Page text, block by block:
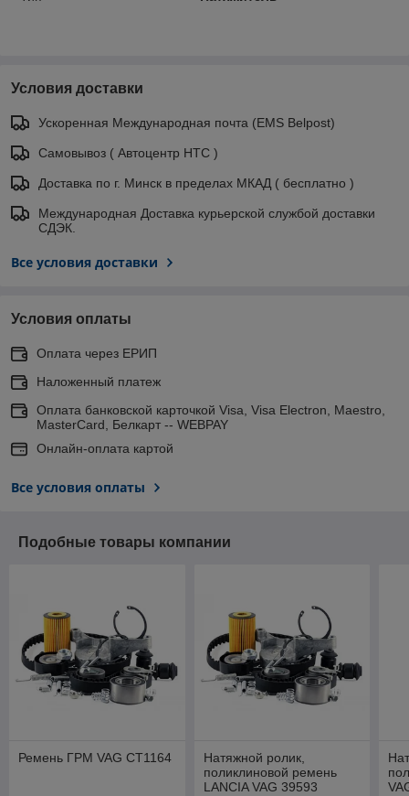
Условия доставки
Ускоренная Международная почта (EMS Belpost)
Самовывоз ( Автоцентр НТС )
Доставка по г. Минск в пределах МКАД ( бесплатно )
Международная Доставка курьерской службой доставки
СДЭК.
Все условия доставки
Условия оплаты
Оплата через ЕРИП
Наложенный платеж
Оплата банковской карточкой Visa, Visa Electron, Maestro,
MasterCard, Белкарт -- WEBPAY
Онлайн-оплата картой
Все условия оплаты
Подобные товары компании
Ремень ГРМ VAG CT1164
Натяжной ролик,
поликлиновой ремень
LANCIA VAG 39593